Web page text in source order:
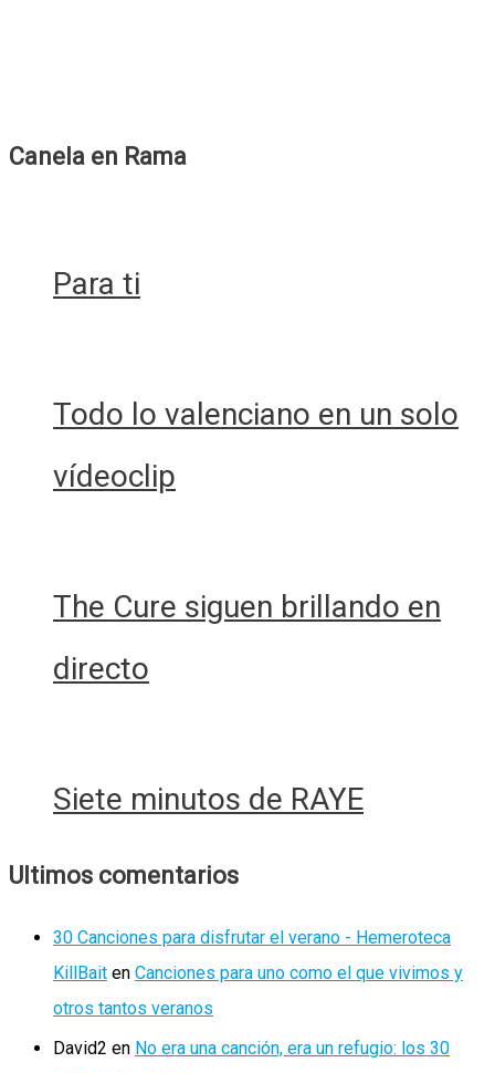
Canela en Rama
Para ti
Todo lo valenciano en un solo
vídeoclip
The Cure siguen brillando en
directo
Siete minutos de RAYE
Ultimos comentarios
30 Canciones para disfrutar el verano - Hemeroteca
KillBait en Canciones para uno como el que vivimos y
otros tantos veranos
David2 en No era una canción, era un refugio: los 30